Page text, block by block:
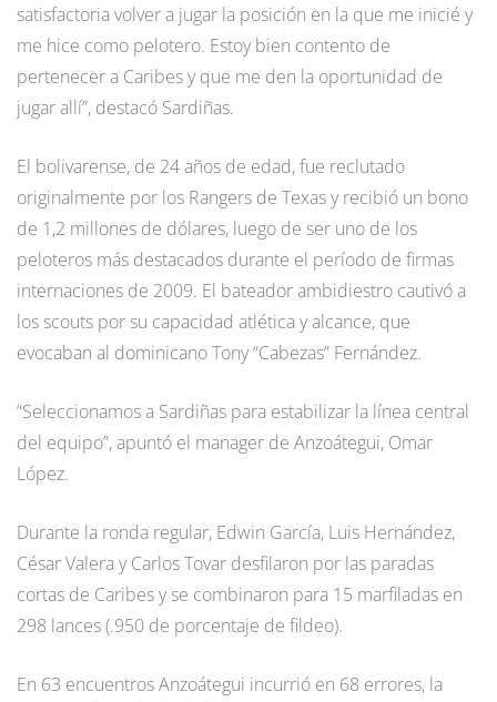
satisfactoria volver a jugar la posición en la que me inicié y
me hice como pelotero. Estoy bien contento de
pertenecer a Caribes y que me den la oportunidad de
jugar allí”, destacó Sardiñas.
El bolivarense, de 24 años de edad, fue reclutado
originalmente por los Rangers de Texas y recibió un bono
de 1,2 millones de dólares, luego de ser uno de los
peloteros más destacados durante el período de firmas
internaciones de 2009. El bateador ambidiestro cautivó a
los scouts por su capacidad atlética y alcance, que
evocaban al dominicano Tony “Cabezas” Fernández.
“Seleccionamos a Sardiñas para estabilizar la línea central
del equipo”, apuntó el manager de Anzoátegui, Omar
López.
Durante la ronda regular, Edwin García, Luis Hernández,
César Valera y Carlos Tovar desfilaron por las paradas
cortas de Caribes y se combinaron para 15 marfiladas en
298 lances (.950 de porcentaje de fildeo).
En 63 encuentros Anzoátegui incurrió en 68 errores, la